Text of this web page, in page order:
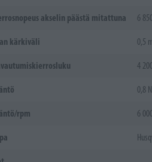
akselin päästä mitattuna 6
kärkiväli 0,5
4
0,8
rpm 6